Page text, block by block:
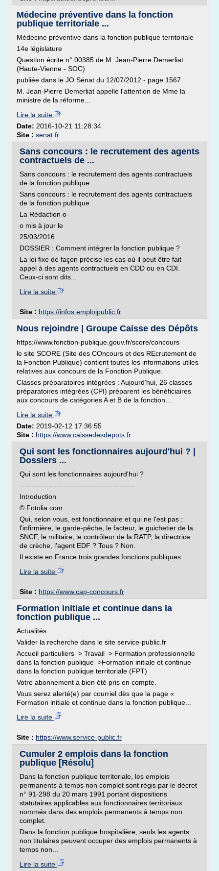
Médecine préventive dans la fonction
publique territoriale ...
Médecine préventive dans la fonction publique territoriale
14e législature
Question écrite n° 00385 de M. Jean-Pierre Demerliat
(Haute-Vienne - SOC)
publiée dans le JO Sénat du 12/07/2012 - page 1567
M. Jean-Pierre Demerliat appelle l'attention de Mme la
ministre de la réforme...
Lire la suite
Date: 2016-10-21 11:28:34
Site : senat.fr
Sans concours : le recrutement des agents
contractuels de ...
Sans concours : le recrutement des agents contractuels
de la fonction publique
Sans concours : le recrutement des agents contractuels
de la fonction publique
La Rédaction o
o mis à jour le
25/03/2016
DOSSIER : Comment intégrer la fonction publique ?
La loi fixe de façon précise les cas où il peut être fait
appel à des agents contractuels en CDD ou en CDI.
Ceux-ci sont dits...
Lire la suite
Site : https://infos.emploipublic.fr
Nous rejoindre | Groupe Caisse des Dépôts
https://www.fonction-publique.gouv.fr/score/concours
le site SCORE (Site des COncours et des REcrutement de
la Fonction Publique) contient toutes les informations utiles
relatives aux concours de la Fonction Publique.
Classes préparatoires intégrées : Aujourd'hui, 26 classes
préparatoires intégrées (CPI) préparent les bénéficiaires
aux concours de catégories A et B de la fonction...
Lire la suite
Date: 2019-02-12 17:36:55
Site : https://www.caissedesdepots.fr
Qui sont les fonctionnaires aujourd'hui ? |
Dossiers ...
Qui sont les fonctionnaires aujourd'hui ?
-----------------------------------------------
Introduction
© Fotolia.com
Qui, selon vous, est fonctionnaire et qui ne l'est pas :
l'infirmière, le garde-pêche, le facteur, le guichetier de la
SNCF, le militaire, le contrôleur de la RATP, la directrice
de crèche, l'agent EDF ? Tous ? Non.
Il existe en France trois grandes fonctions publiques...
Lire la suite
Site : https://www.cap-concours.fr
Formation initiale et continue dans la
fonction publique ...
Actualités
Valider la recherche dans le site service-public.fr
Accueil particuliers > Travail > Formation professionnelle
dans la fonction publique >Formation initiale et continue
dans la fonction publique territoriale (FPT)
Votre abonnement a bien été pris en compte.
Vous serez alerté(e) par courriel dès que la page «
Formation initiale et continue dans la fonction publique...
Lire la suite
Site : https://www.service-public.fr
Cumuler 2 emplois dans la fonction
publique [Résolu]
Dans la fonction publique territoriale, les emplois
permanents à temps non complet sont régis par le décret
n° 91-298 du 20 mars 1991 portant dispositions
statutaires applicables aux fonctionnaires territoriaux
nommés dans des emplois permanents à temps non
complet.
Dans la fonction publique hospitalière, seuls les agents
non titulaires peuvent occuper des emplois permanents à
temps non...
Lire la suite